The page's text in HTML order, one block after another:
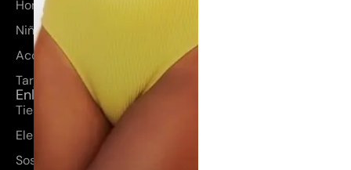
Hombre
Niños
Accesorios
Tarjetas regalo
Enlaces rápidos
Tienda
Elena Morales
Sostenibilidad